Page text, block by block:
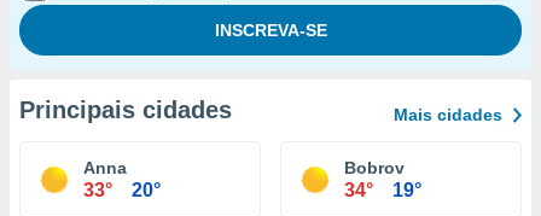
Principais cidades Mais cidades
Anna
33° 20°
Bobrov
34° 19°